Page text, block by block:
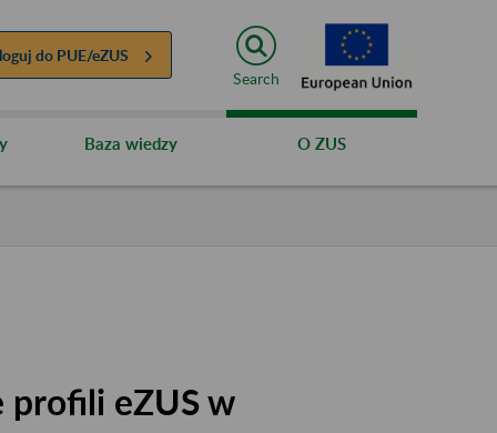
do PUE/eZUS
Search
Baza wiedzy O ZUS
profili eZUS w